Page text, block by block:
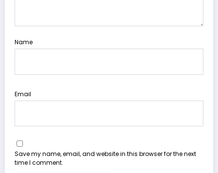
Name
Email
Save my name, email, and website in this browser for the next
time I comment.